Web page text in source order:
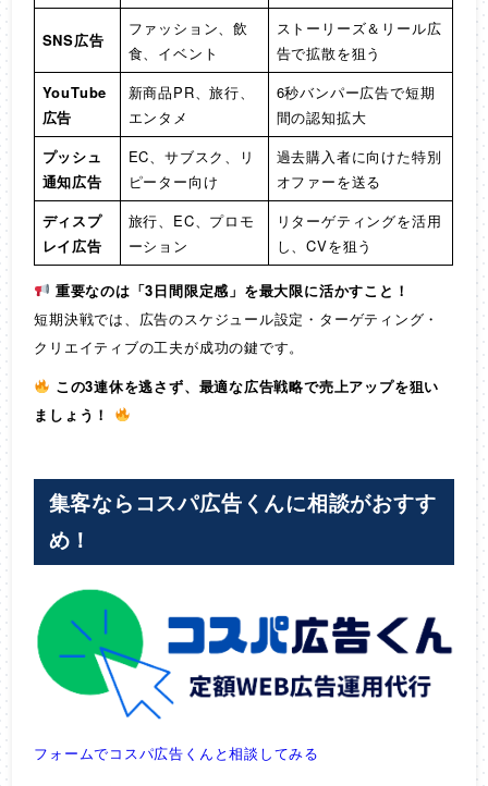
SNS広告
ファッション、飲
食、イベント
ストーリーズ＆リール広
告で拡散を狙う
YouTube
広告
新商品PR、旅行、
エンタメ
6秒バンパー広告で短期
間の認知拡大
プッシュ
通知広告
EC、サブスク、リ
ピーター向け
過去購入者に向けた特別
オファーを送る
ディスプ
レイ広告
旅行、EC、プロモ
ーション
リターゲティングを活用
し、CVを狙う
重要なのは「3日間限定感」を最大限に活かすこと！
短期決戦では、広告のスケジュール設定・ターゲティング・
クリエイティブの工夫が成功の鍵です。
この3連休を逃さず、最適な広告戦略で売上アップを狙い
ましょう！
集客ならコスパ広告くんに相談がおすす
め！
フォームでコスパ広告くんと相談してみる